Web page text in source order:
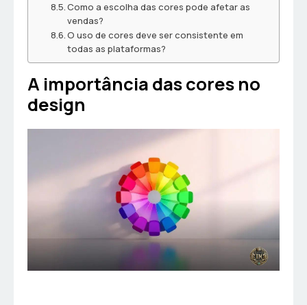
Como a escolha das cores pode afetar as
vendas?
O uso de cores deve ser consistente em
todas as plataformas?
A importância das cores no
design